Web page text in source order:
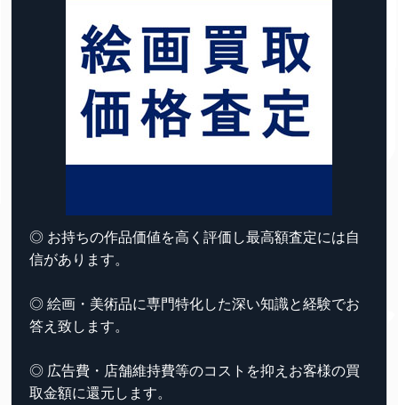
◎ お持ちの作品価値を高く評価し最高額査定には自
信があります。
◎ 絵画・美術品に専門特化した深い知識と経験でお
答え致します。
◎ 広告費・店舗維持費等のコストを抑えお客様の買
取金額に還元します。